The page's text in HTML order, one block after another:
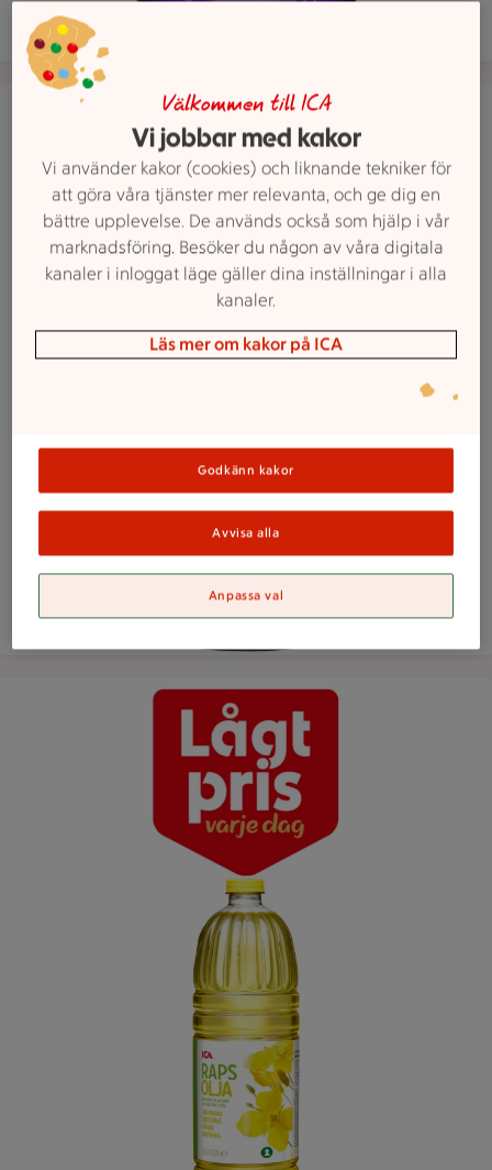
Lågt pris varje dag - ICAs koksmjölk
Lågt pris varje dag - ICAs rapsolja
Välkommen till ICA
Vi jobbar med kakor
Vi använder kakor (cookies) och liknande tekniker för
att göra våra tjänster mer relevanta, och ge dig en
bättre upplevelse. De används också som hjälp i vår
marknadsföring. Besöker du någon av våra digitala
kanaler i inloggat läge gäller dina inställningar i alla
kanaler.
Läs mer om kakor på ICA
Godkänn kakor
Avvisa alla
Anpassa val